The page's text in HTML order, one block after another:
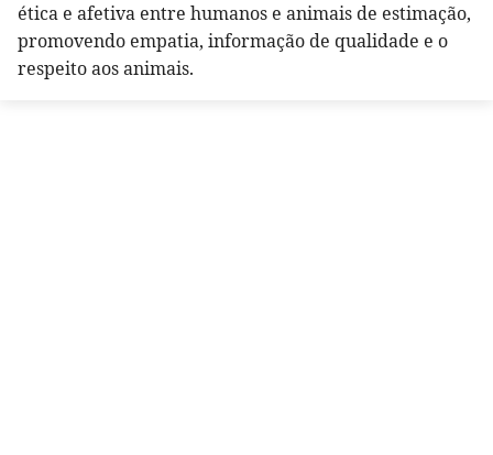
ética e afetiva entre humanos e animais de estimação,
promovendo empatia, informação de qualidade e o
respeito aos animais.